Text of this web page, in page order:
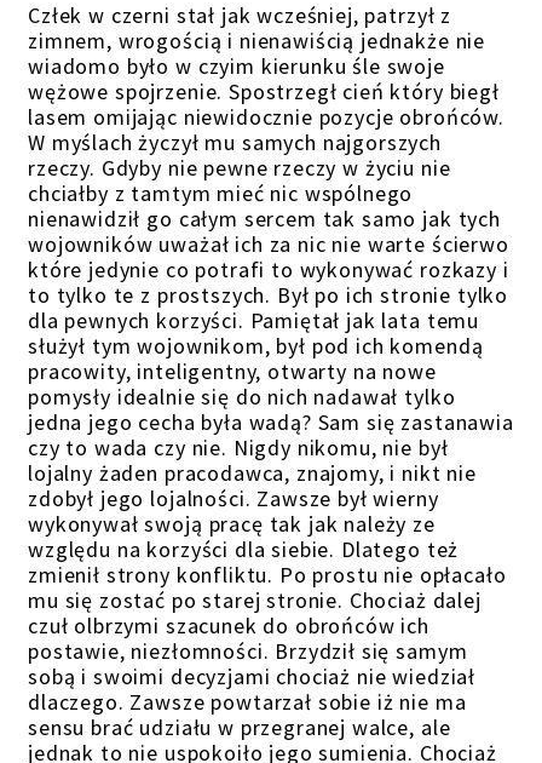
Człek w czerni stał jak wcześniej, patrzył z
zimnem, wrogością i nienawiścią jednakże nie
wiadomo było w czyim kierunku śle swoje
wężowe spojrzenie. Spostrzegł cień który biegł
lasem omijając niewidocznie pozycje obrońców.
W myślach życzył mu samych najgorszych
rzeczy. Gdyby nie pewne rzeczy w życiu nie
chciałby z tamtym mieć nic wspólnego
nienawidził go całym sercem tak samo jak tych
wojowników uważał ich za nic nie warte ścierwo
które jedynie co potrafi to wykonywać rozkazy i
to tylko te z prostszych. Był po ich stronie tylko
dla pewnych korzyści. Pamiętał jak lata temu
służył tym wojownikom, był pod ich komendą
pracowity, inteligentny, otwarty na nowe
pomysły idealnie się do nich nadawał tylko
jedna jego cecha była wadą? Sam się zastanawia
czy to wada czy nie. Nigdy nikomu, nie był
lojalny żaden pracodawca, znajomy, i nikt nie
zdobył jego lojalności. Zawsze był wierny
wykonywał swoją pracę tak jak należy ze
względu na korzyści dla siebie. Dlatego też
zmienił strony konfliktu. Po prostu nie opłacało
mu się zostać po starej stronie. Chociaż dalej
czuł olbrzymi szacunek do obrońców ich
postawie, niezłomności. Brzydził się samym
sobą i swoimi decyzjami chociaż nie wiedział
dlaczego. Zawsze powtarzał sobie iż nie ma
sensu brać udziału w przegranej walce, ale
jednak to nie uspokoiło jego sumienia. Chociaż